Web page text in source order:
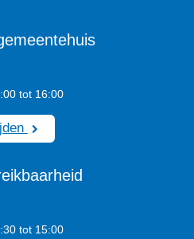
tot 16:00
tot 15:00